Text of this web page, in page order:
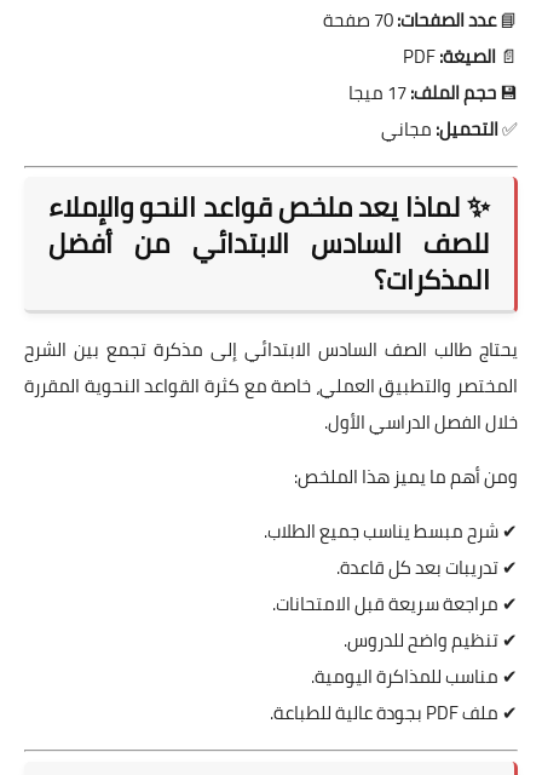
📘عدد الصفحات:
📄 الصيغة:
💾حجم الملف:
✅التحميل:مجاني
✨ لماذا يعد ملخص قواعد النحو والإملاء
للصف السادس الابتدائي من أفضل
المذكرات؟
يحتاج طالب الصف السادس الابتدائي إلى مذكرة تجمع بين الشرح
المختصر والتطبيق العملي، خاصة مع كثرة القواعد النحوية المقررة
خلال الفصل الدراسي الأول.
ومن أهم ما يميز هذا الملخص:
✔ شرح مبسط يناسب جميع الطلاب.
✔ تدريبات بعد كل قاعدة.
✔ مراجعة سريعة قبل الامتحانات.
✔ تنظيم واضح للدروس.
✔ مناسب للمذاكرة اليومية.
✔ ملف PDF بجودة عالية للطباعة.